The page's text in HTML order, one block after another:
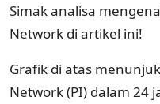
Simak analisa
Network di artikel ini!
Grafik di atas
Network (PI) dalam 24